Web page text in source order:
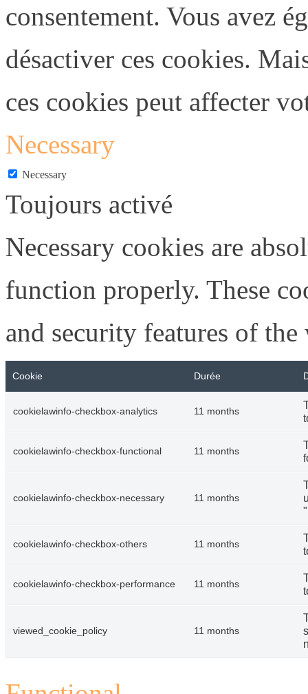
consentement. Vous avez
désactiver ces cookies.
ces cookies peut affecter
Necessary
Necessary
Toujours activé
Necessary cookies are
function properly. These
and security features of
Cookie Durée
cookielawinfo-checkbox-analytics 11 months
cookielawinfo-checkbox-functional 11 months
cookielawinfo-checkbox-necessary 11 months
cookielawinfo-checkbox-others 11 months
cookielawinfo-checkbox-performance 11 months
viewed_cookie_policy 11 months